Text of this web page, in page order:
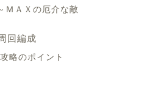
ＭＡＸの厄介な敵
回編成
略のポイント